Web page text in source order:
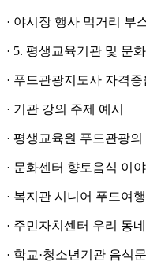
· 야시장 행사 먹거리 부
· 5. 평생교육기관 및 문
· 푸드관광지도사 자격
· 기관 강의 주제 예시
· 평생교육원 푸드관광
· 문화센터 향토음식 이
· 복지관 시니어 푸드여
· 주민자치센터 우리 동
· 학교·청소년기관 음식